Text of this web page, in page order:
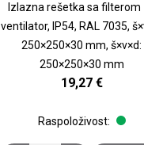
Izlazna rešetka sa filterom
ventilator, IP54, RAL 7035,
250×250×30 mm, š×v×d:
250×250×30 mm
19,27 €
Raspoloživost: